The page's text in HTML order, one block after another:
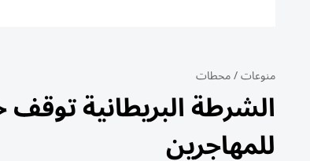
منوعات/محطات
الشرطة البريطانية
للمهاجرين